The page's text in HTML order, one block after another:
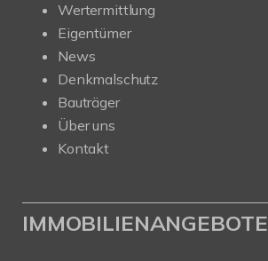
Wertermittlung
Eigentümer
News
Denkmalschutz
Bauträger
Über uns
Kontakt
IMMOBILIENANGEBOTE